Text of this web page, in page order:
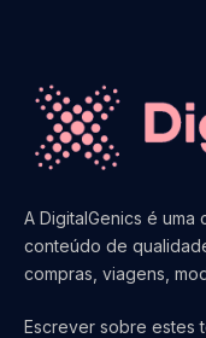
A DigitalGenics é
conteúdo de
compras, viagens,
Escrever sobre estes